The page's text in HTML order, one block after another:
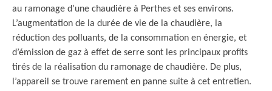
au ramonage d’une chaudière à Perthes et ses environs.
L’augmentation de la durée de vie de la chaudière, la
réduction des polluants, de la consommation en énergie, et
d’émission de gaz à effet de serre sont les principaux profits
tirés de la réalisation du ramonage de chaudière. De plus,
l’appareil se trouve rarement en panne suite à cet entretien.